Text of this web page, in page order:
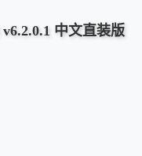
中文直装版